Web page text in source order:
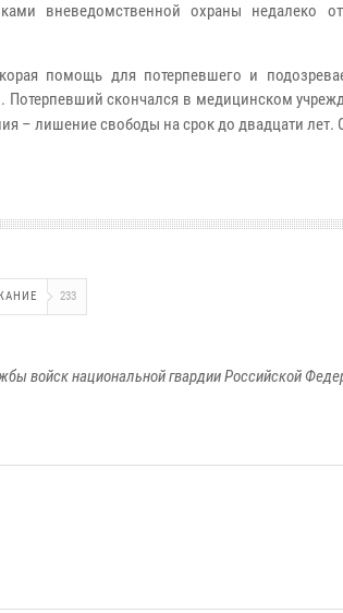
вневедомственной охраны недалеко
помощь для потерпевшего и
скончался в медицинском
– лишение свободы на срок до двадцати лет.
233
войск национальной гвардии Российской